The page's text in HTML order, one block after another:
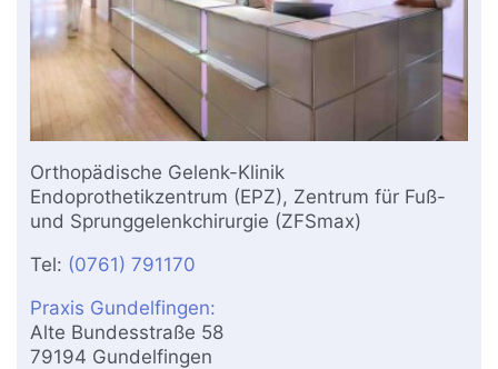
Orthopädische Gelenk-Klinik
Endoprothetikzentrum (EPZ), Zentrum für Fuß-
und Sprunggelenkchirurgie (ZFSmax)
Tel: (0761) 791170
Praxis Gundelfingen:
Alte Bundesstraße 58
79194 Gundelfingen